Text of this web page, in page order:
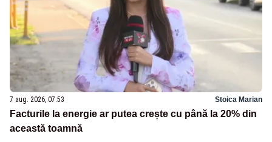
7 aug. 2026, 07:53 Stoica Marian
Facturile la energie ar putea crește cu până la 20% din
această toamnă